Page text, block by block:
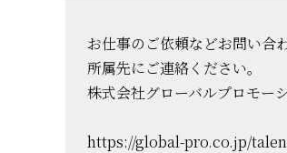
お仕事のご依頼などお問い合
所属先にご連絡ください。
株式会社グローバルプロモー
https://global-pro.co.jp/